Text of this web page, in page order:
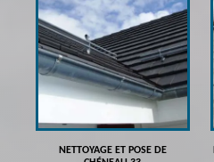
NETTOYAGE ET POSE DE